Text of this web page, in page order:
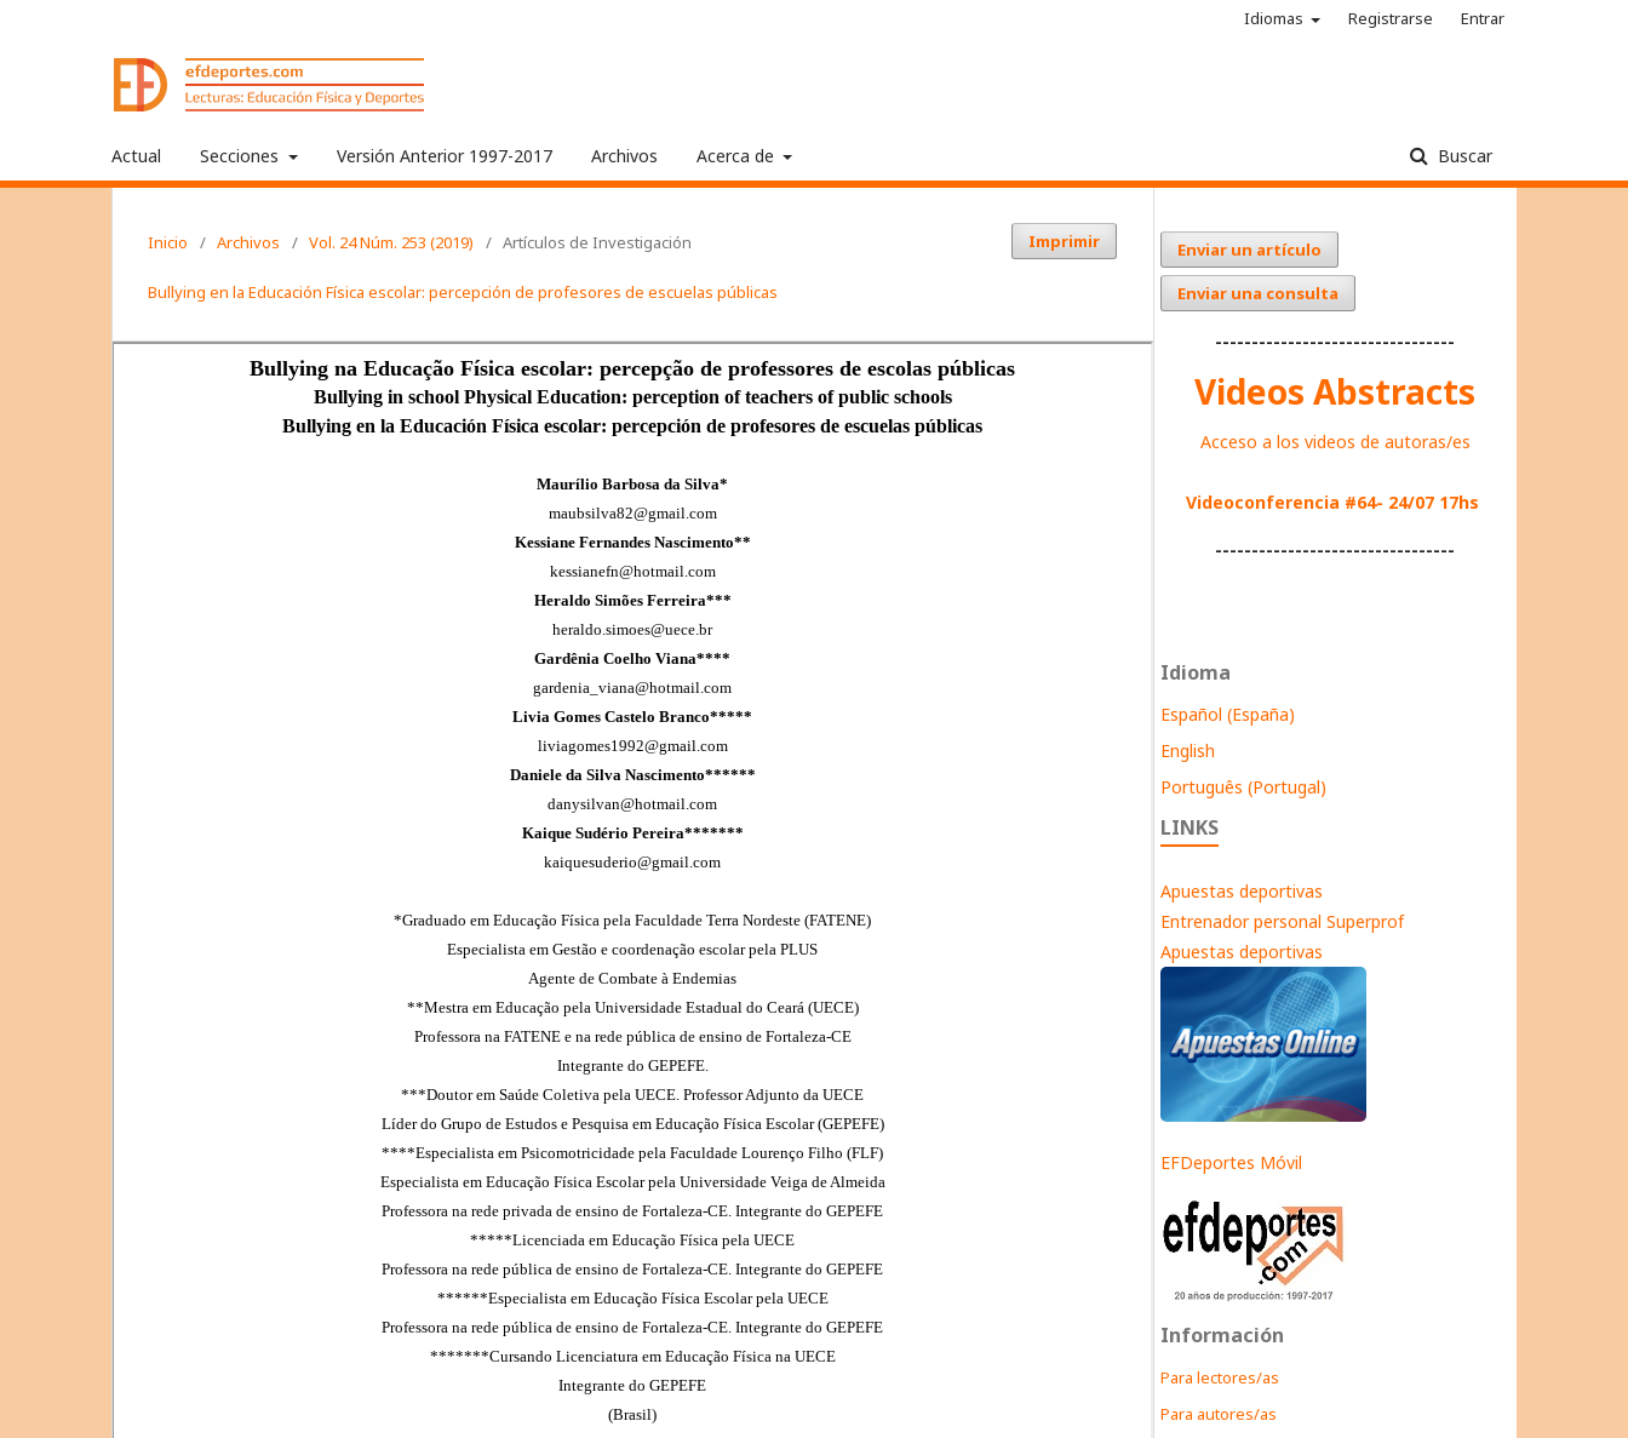
Actual Secciones Versión Anterior 1997-2017 Archivos Acerca de Buscar
Idiomas Registrarse Entrar
Inicio / Archivos / Vol. 24 Núm. 253 (2019) / Artículos de Investigación Imprimir
Bullying en la Educación Física escolar: percepción de profesores de escuelas públicas
Enviar un artículo
Enviar una consulta
---------------------------------
Videos Abstracts
Acceso a los videos de autoras/es
Videoconferencia #64- 24/07 17hs
---------------------------------
Idioma
Español (España)
English
Português (Portugal)
LINKS
Apuestas deportivas
Entrenador personal Superprof
Apuestas deportivas
EFDeportes Móvil
Información
Para lectores/as
Para autores/as